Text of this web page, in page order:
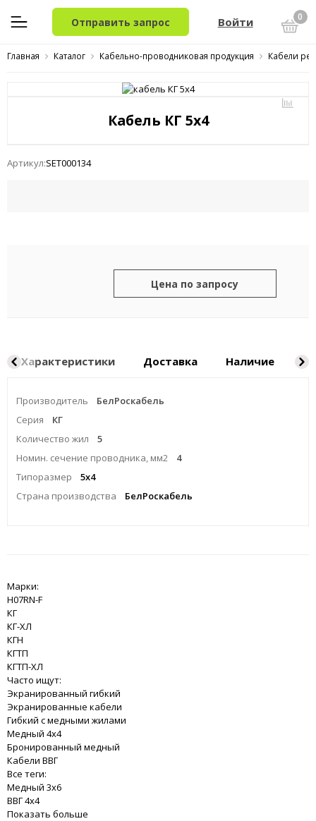
Отправить запрос Войти 0
Главная Каталог Кабельно-проводниковая продукция Кабели
Кабель КГ 5x4
Артикул:SET000134
Цена по запросу
Характеристики Доставка Наличие
Производитель
БелРоскабель
Серия
КГ
Количество жил
5
Номин. сечение проводника, мм2
4
Типоразмер
5x4
Страна производства
БелРоскабель
Марки:
H07RN-F
КГ
КГ-ХЛ
КГН
КГТП
КГТП-ХЛ
Часто ищут:
Экранированный гибкий
Экранированные кабели
Гибкий с медными жилами
Медный 4x4
Бронированный медный
Кабели ВВГ
Все теги:
Медный 3x6
ВВГ 4x4
Показать больше